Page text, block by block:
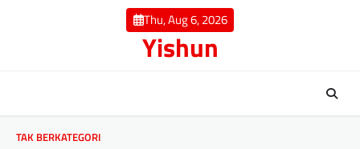
Thu, Aug 6, 2026
Yishun
TAK BERKATEGORI